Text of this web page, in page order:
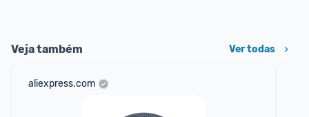
Veja também Ver todas
aliexpress.com